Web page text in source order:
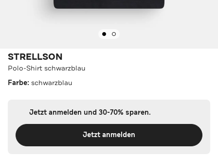
STRELLSON
Polo-Shirt schwarzblau
Farbe: schwarzblau
Jetzt anmelden und 30-70% sparen.
Jetzt anmelden